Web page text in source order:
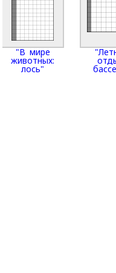
"В мире
животных:
лось"